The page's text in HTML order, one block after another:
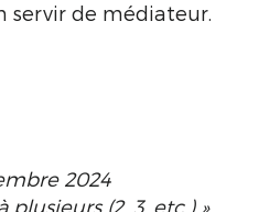
servir de médiateur.
2024
plusieurs (2, 3, etc.) »